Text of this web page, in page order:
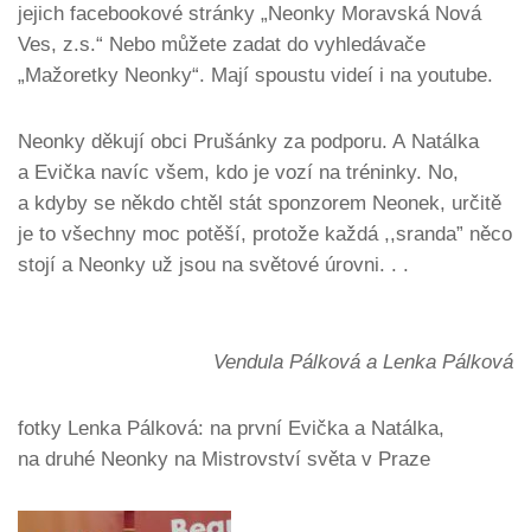
jejich facebookové stránky „Neonky Moravská Nová
Ves, z.s.“ Nebo můžete zadat do vyhledávače
„Mažoretky Neonky“. Mají spoustu videí i na youtube.
Neonky děkují obci Prušánky za podporu. A Natálka
a Evička navíc všem, kdo je vozí na tréninky. No,
a kdyby se někdo chtěl stát sponzorem Neonek, určitě
je to všechny moc potěší, protože každá ,,sranda” něco
stojí a Neonky už jsou na světové úrovni. . .
Vendula Pálková a Lenka Pálková
fotky Lenka Pálková: na první Evička a Natálka,
na druhé Neonky na Mistrovství světa v Praze